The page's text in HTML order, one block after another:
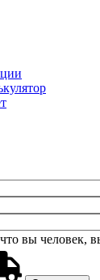
вы человек,